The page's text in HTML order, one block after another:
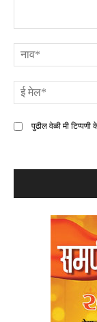
पुढील वेळी मी